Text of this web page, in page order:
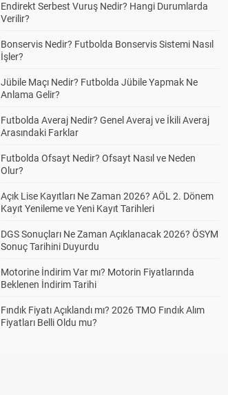
Endirekt Serbest Vuruş Nedir? Hangi Durumlarda
Verilir?
Bonservis Nedir? Futbolda Bonservis Sistemi Nasıl
İşler?
Jübile Maçı Nedir? Futbolda Jübile Yapmak Ne
Anlama Gelir?
Futbolda Averaj Nedir? Genel Averaj ve İkili Averaj
Arasındaki Farklar
Futbolda Ofsayt Nedir? Ofsayt Nasıl ve Neden
Olur?
Açık Lise Kayıtları Ne Zaman 2026? AÖL 2. Dönem
Kayıt Yenileme ve Yeni Kayıt Tarihleri
DGS Sonuçları Ne Zaman Açıklanacak 2026? ÖSYM
Sonuç Tarihini Duyurdu
Motorine İndirim Var mı? Motorin Fiyatlarında
Beklenen İndirim Tarihi
Fındık Fiyatı Açıklandı mı? 2026 TMO Fındık Alım
Fiyatları Belli Oldu mu?